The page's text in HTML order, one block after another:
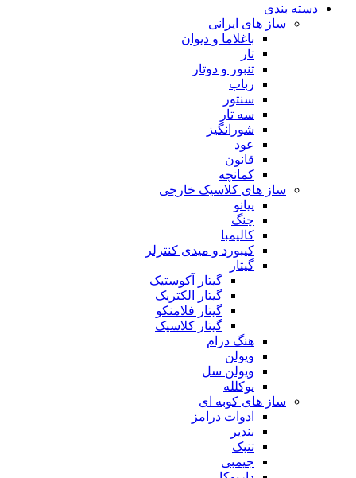
دسته بندی
ساز های ایرانی
باغلاما و دیوان
تار
تنبور و دوتار
رباب
سنتور
سه تار
شورانگیز
عود
قانون
کمانچه
ساز های کلاسیک خارجی
پیانو
چنگ
کالیمبا
کیبورد و میدی کنترلر
گیتار
گیتار آکوستیک
گیتار الکتریک
گیتار فلامنکو
گیتار کلاسیک
هنگ درام
ویولن
ویولن سل
یوکلله
ساز های کوبه ای
ادوات درامز
بندیر
تنبک
جیمبی